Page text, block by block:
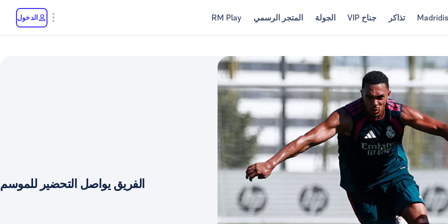
تذاكر جناح VIP الجولة المتجر الرسمي RM Play الدخول
الفريق يواصل التحضير للموسم